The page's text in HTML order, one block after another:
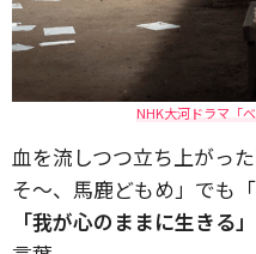
NHK大河ドラマ「
血を流しつつ立ち上がっ
そ〜、馬鹿どもめ」でも
「我が心のままに生きる」